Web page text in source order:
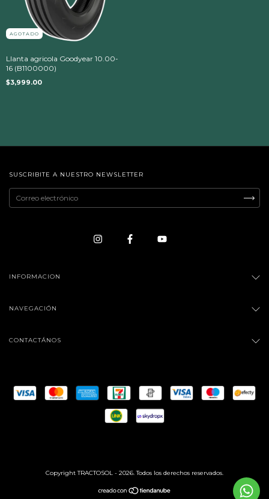
AGOTADO
Llanta agricola Goodyear 10.00-
16 (B1100000)
$3,999.00
SUSCRIBITE A NUESTRO NEWSLETTER
INFORMACION
NAVEGACIÓN
CONTACTÁNOS
Copyright TRACTOSOL - 2026. Todos los derechos reservados.